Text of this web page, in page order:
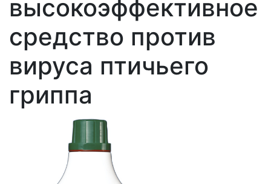
высокоэффективнoe
средство против
вируса птичьего
гриппа